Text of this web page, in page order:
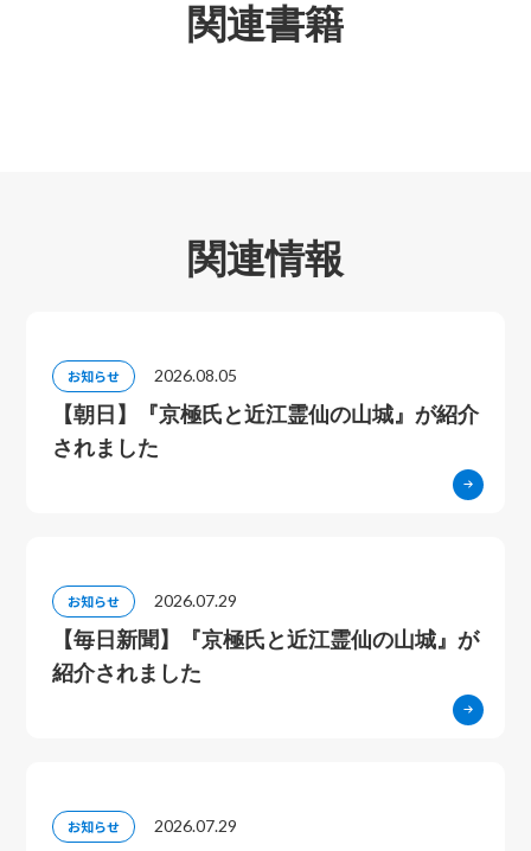
関連書籍
関連情報
お知らせ 2026.08.05
【朝日】『京極氏と近江霊仙の山城』が紹介
されました
お知らせ 2026.07.29
【毎日新聞】『京極氏と近江霊仙の山城』が
紹介されました
お知らせ 2026.07.29